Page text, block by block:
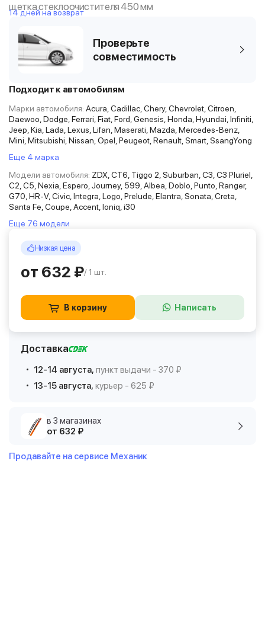
щетка стеклоочистителя 450 мм
14 дней на возврат
Проверьте
совместимость
Подходит к автомобилям
Марки автомобиля: Acura, Cadillac, Chery, Chevrolet, Citroen,
Daewoo, Dodge, Ferrari, Fiat, Ford, Genesis, Honda, Hyundai, Infiniti,
Jeep, Kia, Lada, Lexus, Lifan, Maserati, Mazda, Mercedes-Benz,
Mini, Mitsubishi, Nissan, Opel, Peugeot, Renault, Smart, SsangYong
Еще 4 марка
Модели автомобиля: ZDX, CT6, Tiggo 2, Suburban, C3, C3 Pluriel,
C2, C5, Nexia, Espero, Journey, 599, Albea, Doblo, Punto, Ranger,
G70, HR-V, Civic, Integra, Logo, Prelude, Elantra, Sonata, Creta,
Santa Fe, Coupe, Accent, Ioniq, i30
Еще 76 модели
Низкая цена
от 632 ₽/ 1 шт.
В корзину Написать
Доставка
12-14 августа, пункт выдачи - 370 ₽
13-15 августа, курьер - 625 ₽
в 3 магазинах
от 632 ₽
Продавайте на сервисе Механик